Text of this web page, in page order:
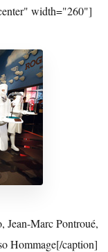
width="260"]
Jean-Marc Pontroué,
Hommage[/caption]